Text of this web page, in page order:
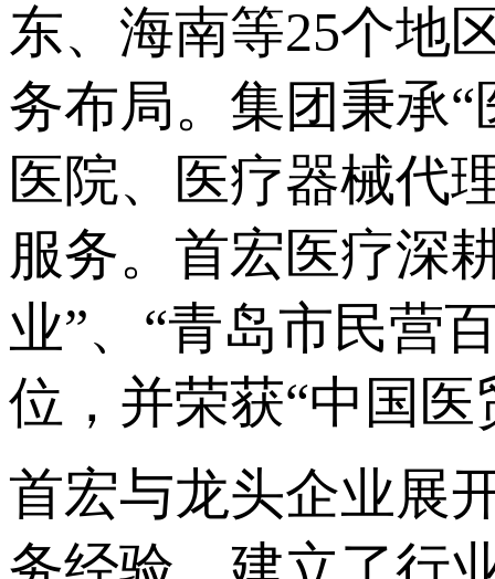
东、海南等25个地
务布局。集团秉承
医院、医疗器械代
服务。首宏医疗深
业”、“青岛市民营
位，并荣获“中国
首宏与龙头企业展